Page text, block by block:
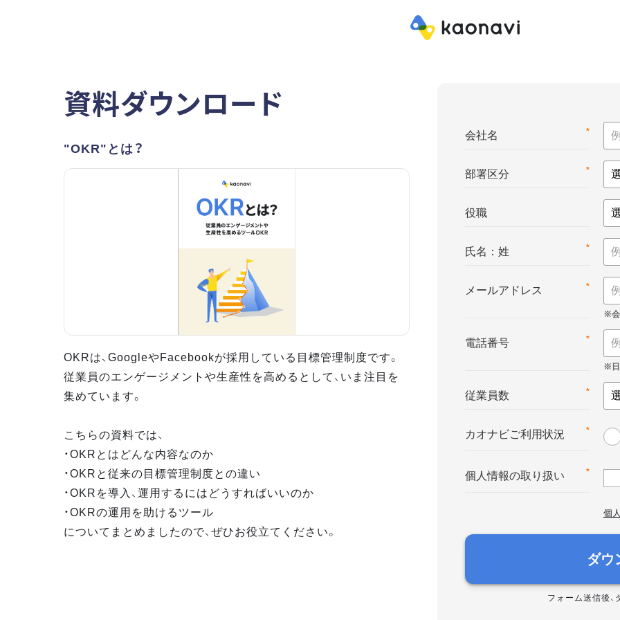
資料ダウンロード
"OKR"とは？
OKRは、GoogleやFacebookが採用している目標管理制度です。
従業員のエンゲージメントや生産性を高めるとして、いま注目を
集めています。
こちらの資料では、
・OKRとはどんな内容なのか
・OKRと従来の目標管理制度との違い
・OKRを導入、運用するにはどうすればいいのか
・OKRの運用を助けるツール
についてまとめましたので、ぜひお役立てください。
*
会社名
*
部署区分
役職
*
氏名：姓
*
メールアドレス
*
電話番号
*
従業員数
*
カオナビご利用状況
*
個人情報の取り扱い
個
ダウ
フォーム送信後